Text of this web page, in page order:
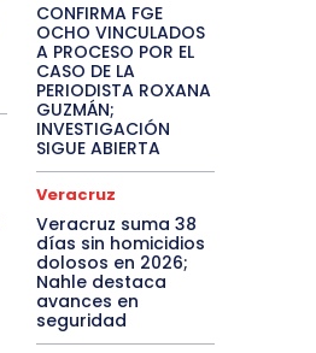
CONFIRMA FGE
OCHO VINCULADOS
A PROCESO POR EL
CASO DE LA
PERIODISTA ROXANA
GUZMÁN;
INVESTIGACIÓN
SIGUE ABIERTA
Veracruz
Veracruz suma 38
días sin homicidios
dolosos en 2026;
Nahle destaca
avances en
seguridad